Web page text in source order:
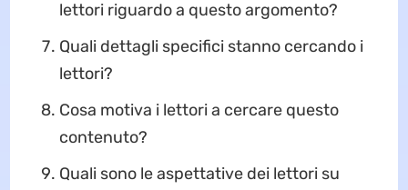
lettori riguardo a questo argomento?
Quali dettagli specifici stanno cercando i
lettori?
Cosa motiva i lettori a cercare questo
contenuto?
Quali sono le aspettative dei lettori su